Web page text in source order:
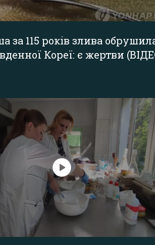
за 115 років злива
Кореї: є жертви